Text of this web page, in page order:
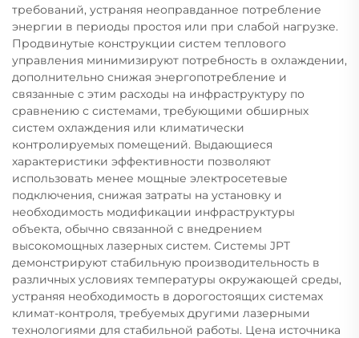
требований, устраняя неоправданное потребление
энергии в периоды простоя или при слабой нагрузке.
Продвинутые конструкции систем теплового
управления минимизируют потребность в охлаждении,
дополнительно снижая энергопотребление и
связанные с этим расходы на инфраструктуру по
сравнению с системами, требующими обширных
систем охлаждения или климатически
контролируемых помещений. Выдающиеся
характеристики эффективности позволяют
использовать менее мощные электросетевые
подключения, снижая затраты на установку и
необходимость модификации инфраструктуры
объекта, обычно связанной с внедрением
высокомощных лазерных систем. Системы JPT
демонстрируют стабильную производительность в
различных условиях температуры окружающей среды,
устраняя необходимость в дорогостоящих системах
климат-контроля, требуемых другими лазерными
технологиями для стабильной работы. Цена источника